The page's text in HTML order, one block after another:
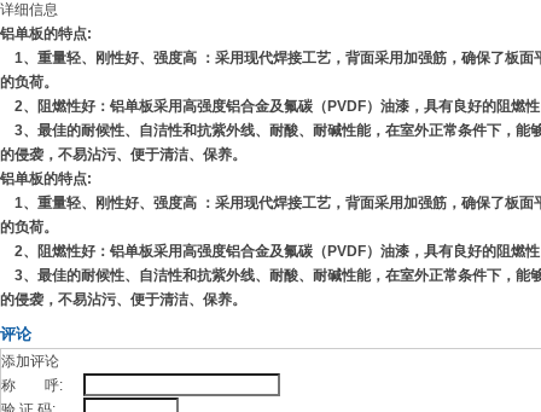
详细信息
铝单板的特点:
1、重量轻、刚性好、强度高 ：采用现代焊接工艺，背面采用加强筋，确保了板
的负荷。
2、阻燃性好：铝单板采用高强度铝合金及氟碳（PVDF）油漆，具有良好的阻燃
3、最佳的耐候性、自洁性和抗紫外线、耐酸、耐碱性能，在室外正常条件下，能
的侵袭，不易沾污、便于清洁、保养。
铝单板的特点:
1、重量轻、刚性好、强度高 ：采用现代焊接工艺，背面采用加强筋，确保了板
的负荷。
2、阻燃性好：铝单板采用高强度铝合金及氟碳（PVDF）油漆，具有良好的阻燃
3、最佳的耐候性、自洁性和抗紫外线、耐酸、耐碱性能，在室外正常条件下，能
的侵袭，不易沾污、便于清洁、保养。
评论
添加评论
称 呼: